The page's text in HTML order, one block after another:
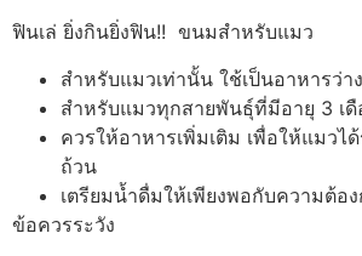
price
was:
฿39.00.
is:
฿35.00.
ฟินเล่ ยิ่งกินยิ่งฟิน!! ขนมสำหรับแมว
สำหรับแมวเท่านั้น ใช้เป็นอาหารว่า
สำหรับแมวทุกสายพันธุ์ที่มีอายุ 3 เ
ควรให้อาหารเพิ่มเติม เพื่อให้แมวไ
ถ้วน
เตรียมน้ำดื่มให้เพียงพอกับความต้อ
ข้อควรระวัง